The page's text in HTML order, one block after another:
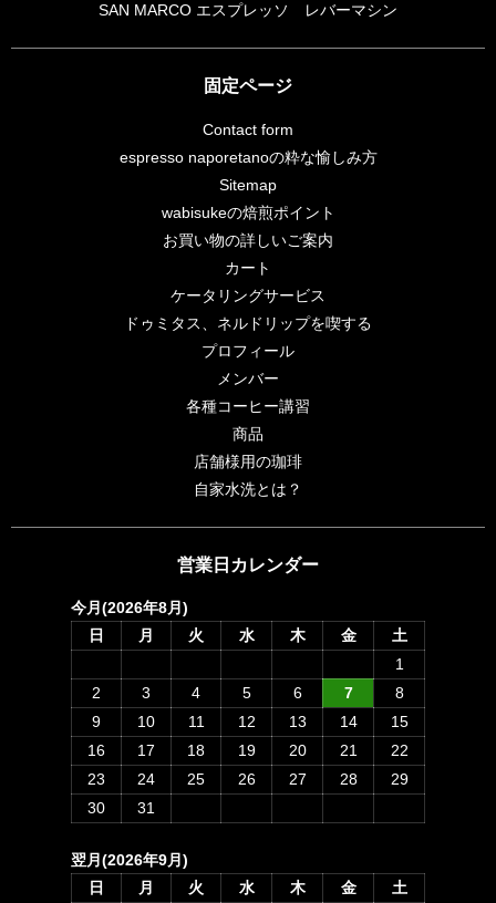
SAN MARCO エスプレッソ レバーマシン
固定ページ
Contact form
espresso naporetanoの粋な愉しみ方
Sitemap
wabisukeの焙煎ポイント
お買い物の詳しいご案内
カート
ケータリングサービス
ドゥミタス、ネルドリップを喫する
プロフィール
メンバー
各種コーヒー講習
商品
店舗様用の珈琲
自家水洗とは？
営業日カレンダー
今月(2026年8月)
日
月 火 水 木 金
土
1
2
3 4 5 6 7
8
9
10 11 12 13 14
15
16
17 18 19 20 21
22
23
24 25 26 27 28
29
30
31
翌月(2026年9月)
日
月 火 水 木 金 土